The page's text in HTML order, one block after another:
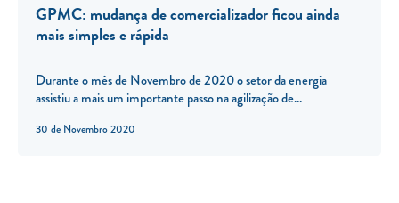
30 de Novembro 2020
GPMC: mudança de comercializador ficou ainda
mais simples e rápida
Durante o mês de Novembro de 2020 o setor da energia
assistiu a mais um importante passo na agilização de...